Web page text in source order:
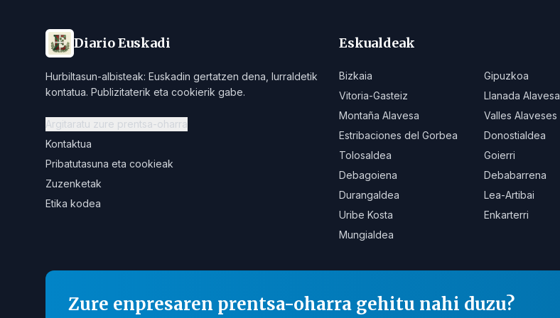
Diario Euskadi
Hurbiltasun-albisteak: Euskadin gertatzen dena, lurraldetik
kontatua. Publizitaterik eta cookierik gabe.
Argitaratu zure prentsa-oharra
Kontaktua
Pribatutasuna eta cookieak
Zuzenketak
Etika kodea
Eskualdeak
Bizkaia Gipuzkoa
Vitoria-Gasteiz
Llanada Alavesa
Montaña Alavesa
Valles Alaveses
Estribaciones del Gorbea
Donostialdea
Tolosaldea
Goierri
Debagoiena
Debabarrena
Durangaldea
Lea-Artibai
Uribe Kosta
Enkarterri
Mungialdea
Zure enpresaren prentsa-oharra gehitu nahi duzu?